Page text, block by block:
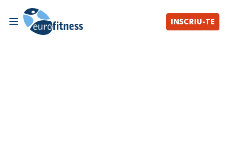
INSCRIU-TE